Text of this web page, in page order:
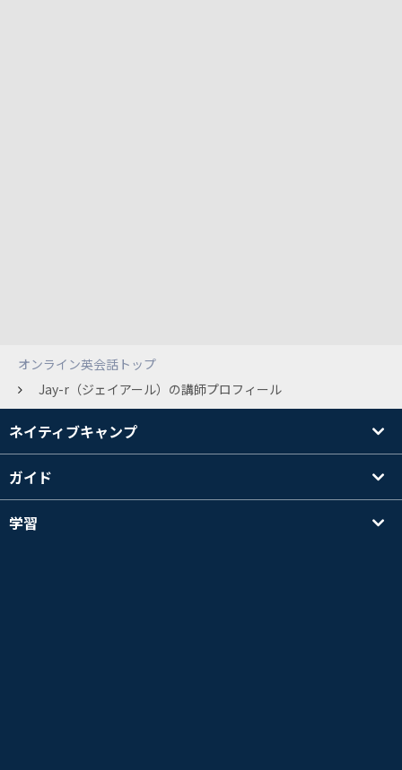
オンライン英会話トップ
Jay-r（ジェイアール）の講師プロフィール
ネイティブキャンプ
ガイド
学習